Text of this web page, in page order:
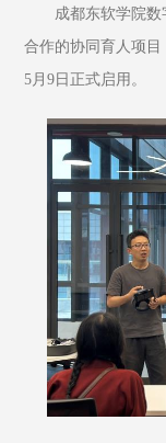
成都东软学院数
合作的协同育人项
5月9日正式启用。